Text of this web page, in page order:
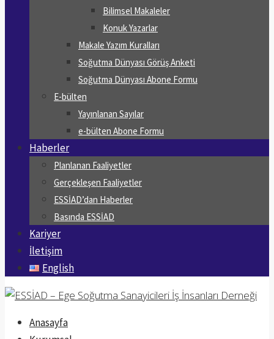
Bilimsel Makaleler
Konuk Yazarlar
Makale Yazım Kuralları
Soğutma Dünyası Görüş Anketi
Soğutma Dünyası Abone Formu
E-bülten
Yayınlanan Sayılar
e-bülten Abone Formu
Haberler
Planlanan Faaliyetler
Gerçekleşen Faaliyetler
ESSİAD’dan Haberler
Basında ESSİAD
Kariyer
İletişim
English
Anasayfa